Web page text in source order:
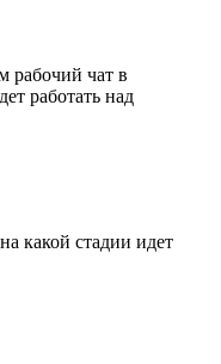
рабочий чат в
работать над
какой стадии идет